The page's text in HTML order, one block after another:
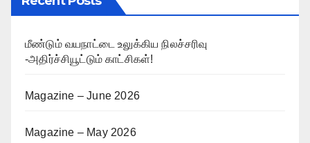
மீண்டும் வயநாட்டை உலுக்கிய நிலச்சரிவு
-அதிர்ச்சியூட்டும் காட்சிகள்!
Magazine – June 2026
Magazine – May 2026